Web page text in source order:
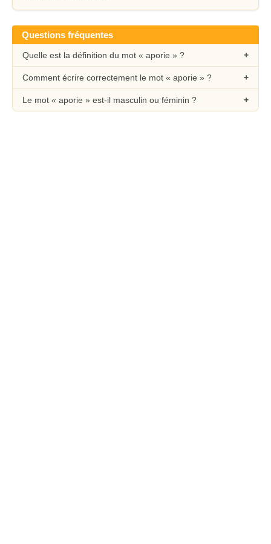
Questions fréquentes
Quelle est la définition du mot « aporie » ?
Comment écrire correctement le mot « aporie » ?
Le mot « aporie » est-il masculin ou féminin ?